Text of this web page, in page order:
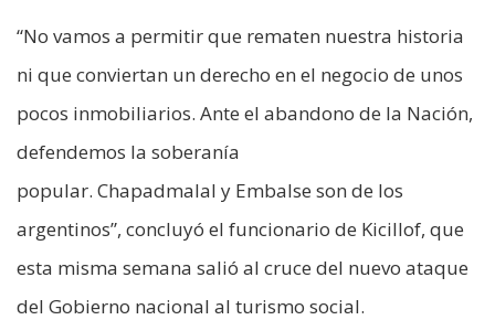
“No vamos a permitir que rematen nuestra historia
ni que conviertan un derecho en el negocio de unos
pocos inmobiliarios. Ante el abandono de la Nación,
defendemos la soberanía
popular. Chapadmalal y Embalse son de los
argentinos”, concluyó el funcionario de Kicillof, que
esta misma semana salió al cruce del nuevo ataque
del Gobierno nacional al turismo social.